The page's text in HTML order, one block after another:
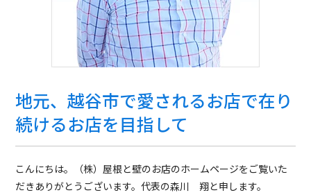
地元、越谷市で愛されるお店で在り
続けるお店を目指して
こんにちは。（株）屋根と壁のお店のホームページをご覧いた
だきありがとうございます。代表の森川 翔と申します。